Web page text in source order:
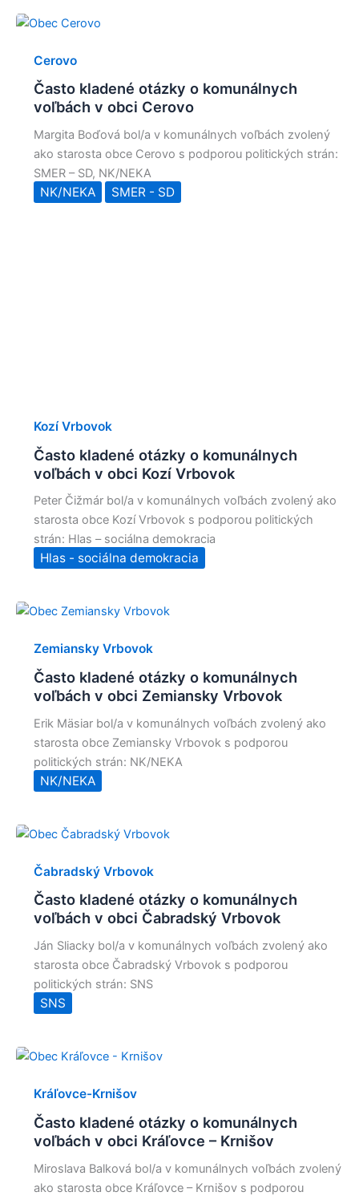
Cerovo
Často kladené otázky o komunálnych
voľbách v obci Cerovo
Margita Boďová bol/a v komunálnych voľbách zvolený
ako starosta obce Cerovo s podporou politických strán:
SMER – SD, NK/NEKA
NK/NEKA SMER - SD
Kozí Vrbovok
Často kladené otázky o komunálnych
voľbách v obci Kozí Vrbovok
Peter Čižmár bol/a v komunálnych voľbách zvolený ako
starosta obce Kozí Vrbovok s podporou politických
strán: Hlas – sociálna demokracia
Hlas - sociálna demokracia
Zemiansky Vrbovok
Často kladené otázky o komunálnych
voľbách v obci Zemiansky Vrbovok
Erik Mäsiar bol/a v komunálnych voľbách zvolený ako
starosta obce Zemiansky Vrbovok s podporou
politických strán: NK/NEKA
NK/NEKA
Čabradský Vrbovok
Často kladené otázky o komunálnych
voľbách v obci Čabradský Vrbovok
Ján Sliacky bol/a v komunálnych voľbách zvolený ako
starosta obce Čabradský Vrbovok s podporou
politických strán: SNS
SNS
Kráľovce-Krnišov
Často kladené otázky o komunálnych
voľbách v obci Kráľovce – Krnišov
Miroslava Balková bol/a v komunálnych voľbách zvolený
ako starosta obce Kráľovce – Krnišov s podporou